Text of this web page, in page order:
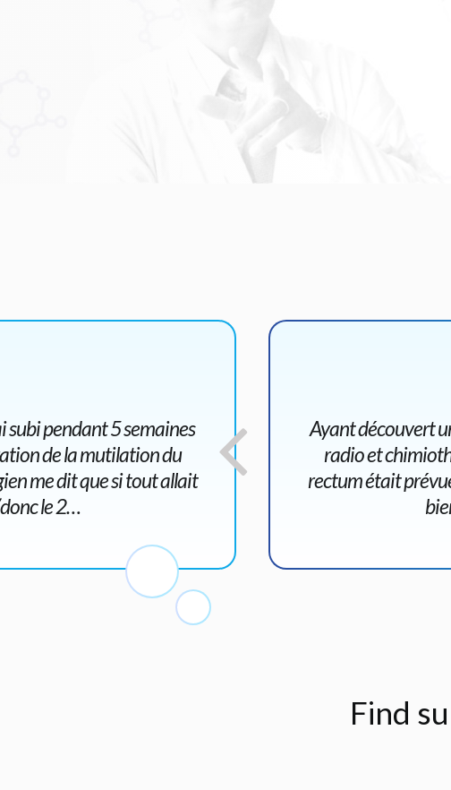
pendant 5 semaines
de la mutilation du
me dit que si tout allait
le 2…
Ayant découvert
radio et
rectum était
Find